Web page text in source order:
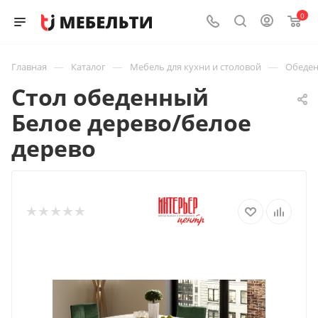
0
Главная — Каталог — Мебель для кухни и столовой —
Стол обеденный
Белое дерево/белое
дерево